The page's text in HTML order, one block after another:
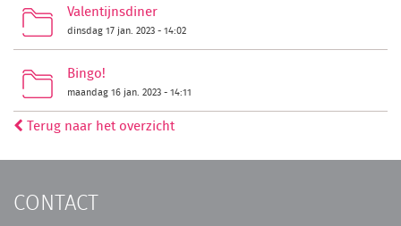
Valentijnsdiner
dinsdag 17 jan. 2023 - 14:02
Bingo!
maandag 16 jan. 2023 - 14:11
Terug naar het overzicht
CONTACT